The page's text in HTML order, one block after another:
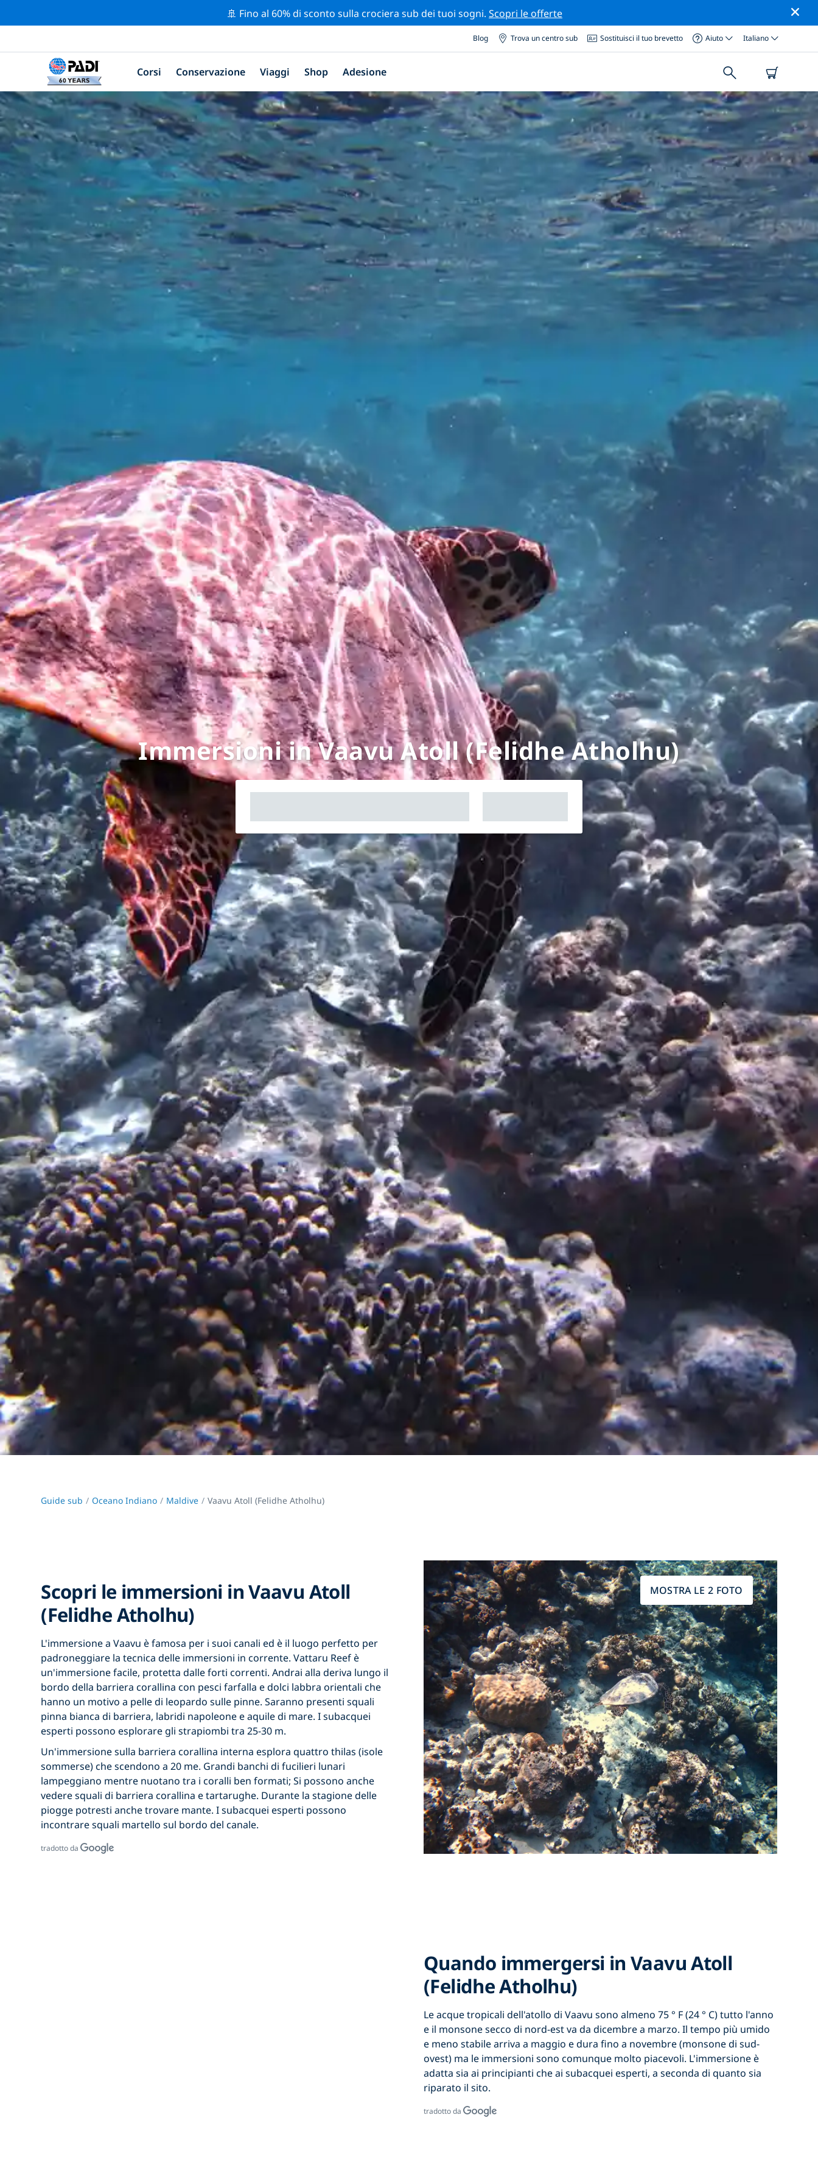
🚢 Fino al 60% di sconto sulla crociera sub dei tuoi sogni. Scopri le offerte
Blog Trova un centro sub Sostituisci il tuo brevetto Aiuto Italiano
Corsi Conservazione Viaggi Shop Adesione
Immersioni in Vaavu Atoll (Felidhe Atholhu)
Guide sub Oceano Indiano Maldive Vaavu Atoll (Felidhe Atholhu)
Scopri le immersioni in Vaavu Atoll
(Felidhe Atholhu)
L'immersione a Vaavu è famosa per i suoi canali ed è il luogo perfetto per
padroneggiare la tecnica delle immersioni in corrente. Vattaru Reef è
un'immersione facile, protetta dalle forti correnti. Andrai alla deriva lungo il
bordo della barriera corallina con pesci farfalla e dolci labbra orientali che
hanno un motivo a pelle di leopardo sulle pinne. Saranno presenti squali
pinna bianca di barriera, labridi napoleone e aquile di mare. I subacquei
esperti possono esplorare gli strapiombi tra 25-30 m.
Un'immersione sulla barriera corallina interna esplora quattro thilas (isole
sommerse) che scendono a 20 me. Grandi banchi di fucilieri lunari
lampeggiano mentre nuotano tra i coralli ben formati; Si possono anche
vedere squali di barriera corallina e tartarughe. Durante la stagione delle
piogge potresti anche trovare mante. I subacquei esperti possono
incontrare squali martello sul bordo del canale.
tradotto da
MOSTRA LE 2 FOTO
Quando immergersi in Vaavu Atoll
(Felidhe Atholhu)
Le acque tropicali dell'atollo di Vaavu sono almeno 75 ° F (24 ° C) tutto l'anno
e il monsone secco di nord-est va da dicembre a marzo. Il tempo più umido
e meno stabile arriva a maggio e dura fino a novembre (monsone di sud-
ovest) ma le immersioni sono comunque molto piacevoli. L'immersione è
adatta sia ai principianti che ai subacquei esperti, a seconda di quanto sia
riparato il sito.
tradotto da